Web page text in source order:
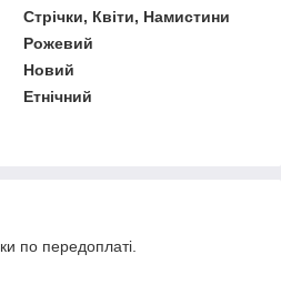
Стрічки, Квіти, Намистини
Рожевий
Новий
Етнічний
по передоплаті.